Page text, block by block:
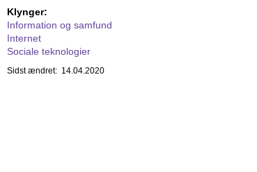
Klynger:
Information og samfund
Internet
Sociale teknologier
Sidst ændret: 14.04.2020